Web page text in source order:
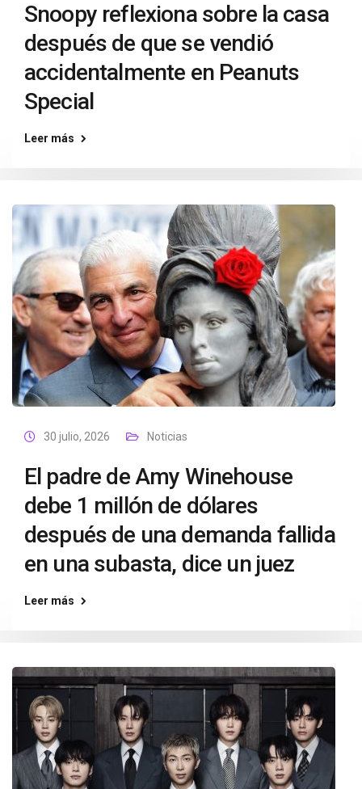
Snoopy reflexiona sobre la casa
después de que se vendió
accidentalmente en Peanuts
Special
Leer más
30 julio, 2026 Noticias
El padre de Amy Winehouse
debe 1 millón de dólares
después de una demanda fallida
en una subasta, dice un juez
Leer más